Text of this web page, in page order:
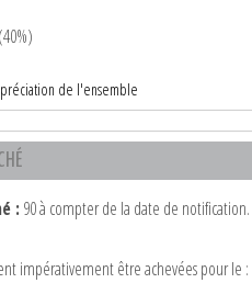
de l'ensemble
: 90 à compter de la date de notification.
impérativement être achevées pour le :